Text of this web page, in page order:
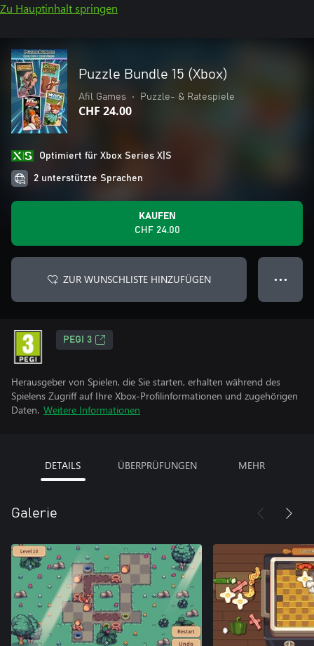
Zu Hauptinhalt springen
Puzzle Bundle 15 (Xbox)
Afil Games • Puzzle- & Ratespiele
CHF 24.00
Optimiert für Xbox Series X|S
2 unterstützte Sprachen
KAUFEN
CHF 24.00
ZUR WUNSCHLISTE HINZUFÜGEN ● ● ●
PEGI 3
Herausgeber von Spielen, die Sie starten, erhalten während des
Spielens Zugriff auf Ihre Xbox-Profilinformationen und zugehörigen
Daten. Weitere Informationen
DETAILS ÜBERPRÜFUNGEN MEHR
Galerie